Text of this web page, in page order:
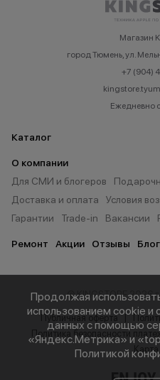
Магазин
город Тюмень, ул.
+7 (904)
Ежедневно
Каталог
О компании
Для СМИ и блогеров
Доставка и оплата
Условия
Гарантии
Trade-in Вакансии
Ремонт Акции Отзывы Блог
© KINGSTORE 2026
Публичная оферта
Политика безопасности
Продолжая
использованием cookie и
данных с помощью
«Яндекс.Метрика» и
Политикой